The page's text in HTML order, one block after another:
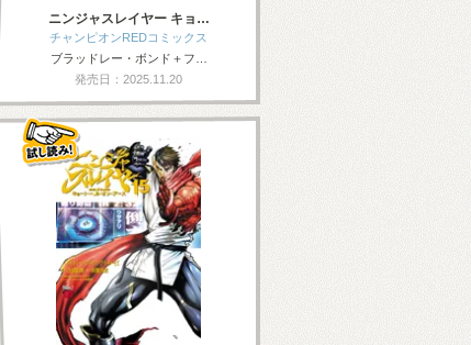
ニンジャスレイヤー キョ…
チャンピオンREDコミックス
ブラッドレー・ボンド＋フ…
発売日：2025.11.20